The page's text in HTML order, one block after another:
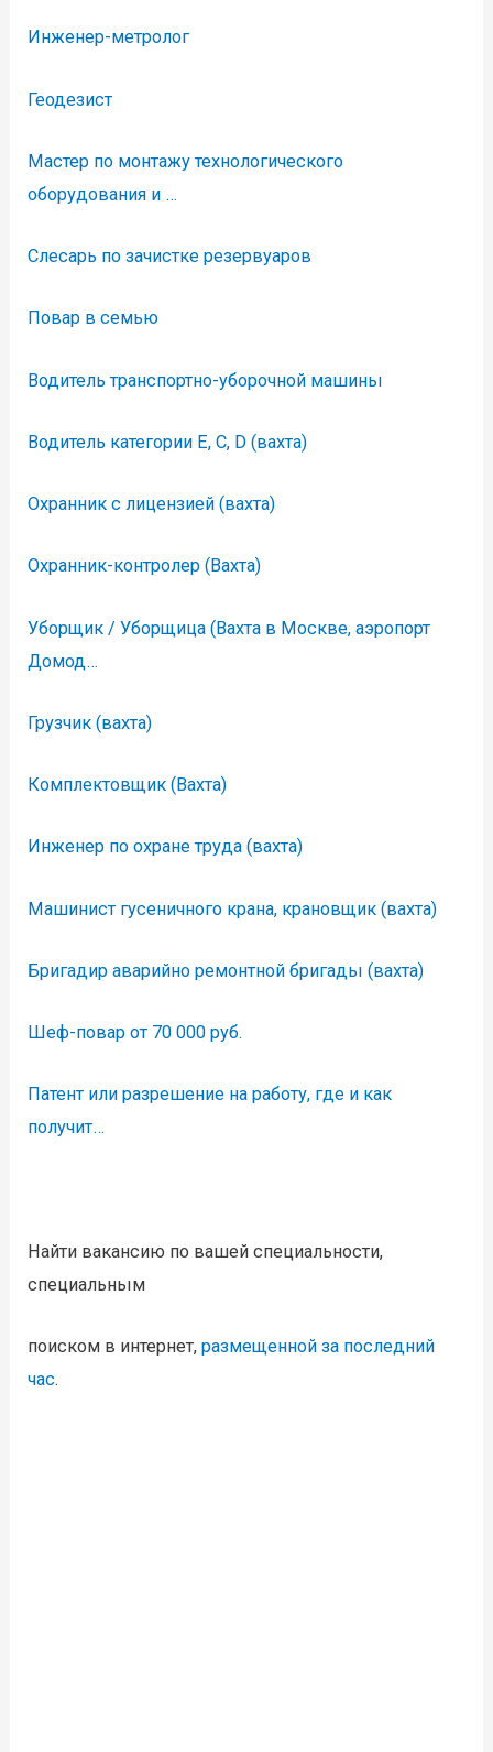
Инженер-метролог
Геодезист
Мастер по монтажу технологического
оборудования и …
Слесарь по зачистке резервуаров
Повар в семью
Водитель транспортно-уборочной машины
Водитель категории Е, С, D (вахта)
Охранник с лицензией (вахта)
Охранник-контролер (Вахта)
Уборщик / Уборщица (Вахта в Москве, аэропорт
Домод…
Грузчик (вахта)
Комплектовщик (Вахта)
Инженер по охране труда (вахта)
Машинист гусеничного крана, крановщик (вахта)
Бригадир аварийно ремонтной бригады (вахта)
Шеф-повар от 70 000 руб.
Патент или разрешение на работу, где и как
получит…
Найти вакансию по вашей специальности,
специальным
поиском в интернет,размещенной за последний
час.